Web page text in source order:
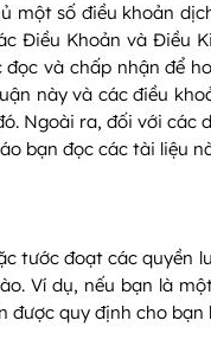
số điều khoản
Điều Khoản và Điều
và chấp nhận để
này và các điều
Ngoài ra, đối với
bạn đọc các tài liệu
tước đoạt các
Ví dụ, nếu bạn là
quy định cho